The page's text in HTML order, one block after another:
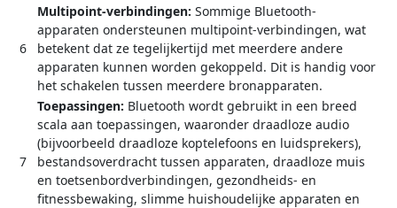
6
Multipoint-verbindingen: Sommige Bluetooth-
apparaten ondersteunen multipoint-verbindingen, wat
betekent dat ze tegelijkertijd met meerdere andere
apparaten kunnen worden gekoppeld. Dit is handig voor
het schakelen tussen meerdere bronapparaten.
7
Toepassingen: Bluetooth wordt gebruikt in een breed
scala aan toepassingen, waaronder draadloze audio
(bijvoorbeeld draadloze koptelefoons en luidsprekers),
bestandsoverdracht tussen apparaten, draadloze muis
en toetsenbordverbindingen, gezondheids- en
fitnessbewaking, slimme huishoudelijke apparaten en